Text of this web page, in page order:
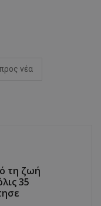
νέα
τη ζωή
35